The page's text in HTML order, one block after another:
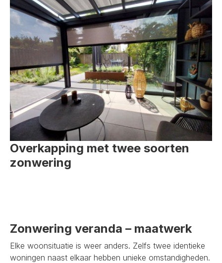
Overkapping met twee soorten
zonwering
Zonwering veranda – maatwerk
Elke woonsituatie is weer anders. Zelfs twee identieke
woningen naast elkaar hebben unieke omstandigheden.